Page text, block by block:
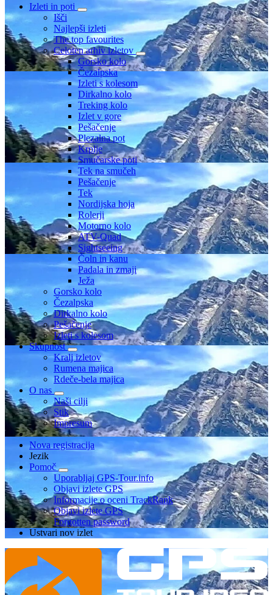
Izleti in poti
Išči
Najlepši izleti
The top favourites
Celoten arhiv izletov
Gorsko kolo
Čezalpska
Izleti s kolesom
Dirkalno kolo
Treking kolo
Izlet v gore
Pešačenje
Plezalna pot
Krplje
Smučarske poti
Tek na smučeh
Pešačenje
Tek
Nordijska hoja
Rolerji
Motorno kolo
ATV-Quad
Sightseeing
Čoln in kanu
Padala in zmaji
Ježa
Gorsko kolo
Čezalpska
Dirkalno kolo
Pešačenje
Izleti s kolesom
Skupnost
Kralj izletov
Rumena majica
Rdeče-bela majica
O nas
Naši cilji
Stik
Impresum
Nova registracija
Jezik
Pomoč
Uporabljaj GPS-Tour.info
Objavi izlete GPS
Informacije o oceni TrackRank
Objavi izlete GPS
Forgotten password
Ustvari nov izlet